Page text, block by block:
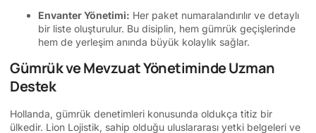
Envanter Yönetimi: Her paket numaralandırılır ve detaylı
bir liste oluşturulur. Bu disiplin, hem gümrük geçişlerinde
hem de yerleşim anında büyük kolaylık sağlar.
Gümrük ve Mevzuat Yönetiminde Uzman
Destek
Hollanda, gümrük denetimleri konusunda oldukça titiz bir
ülkedir. Lion Lojistik, sahip olduğu uluslararası yetki belgeleri ve